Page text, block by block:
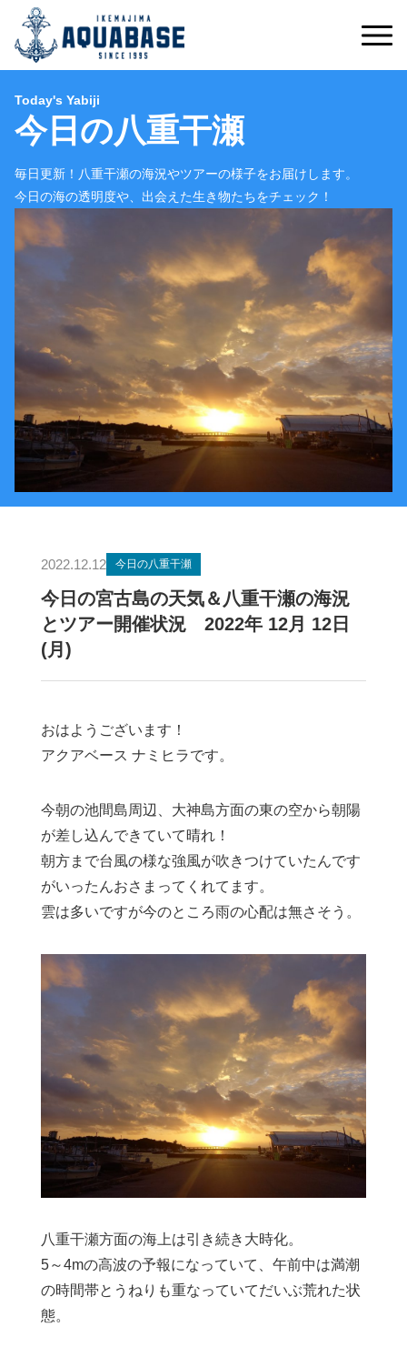
Today's Yabiji
今日の八重干瀬
毎日更新！八重干瀬の海況やツアーの様子をお届けします。
今日の海の透明度や、出会えた生き物たちをチェック！
2022.12.12 今日の八重干瀬
今日の宮古島の天気＆八重干瀬の海況
とツアー開催状況 2022年 12月 12日
(月)
おはようございます！
アクアベース ナミヒラです。
今朝の池間島周辺、大神島方面の東の空から朝陽
が差し込んできていて晴れ！
朝方まで台風の様な強風が吹きつけていたんです
がいったんおさまってくれてます。
雲は多いですが今のところ雨の心配は無さそう。
八重干瀬方面の海上は引き続き大時化。
5～4mの高波の予報になっていて、午前中は満潮
の時間帯とうねりも重なっていてだいぶ荒れた状
態。